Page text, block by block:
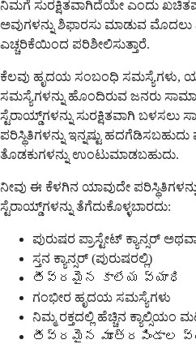
ನಿಮಗೆ ಸುರಕ್ಷಿತವಾಗಿದೆಯೇ ಎಂದು
ಅವುಗಳನ್ನು ಶಿಫಾರಸು ಮಾಡುವ ಮೊದಲು
ಎಚ್ಚರಿಕೆಯಿಂದ ಪರಿಶೀಲಿಸುತ್ತಾರೆ.
ಕೆಲವು ಹೃದಯ ಸಂಬಂಧಿ ಸಮಸ್ಯೆಗಳು,
ಸಮಸ್ಯೆಗಳನ್ನು ಹೊಂದಿರುವ ಜನರು
ಸ್ಟೆರಾಯ್ಡ್‌ಗಳನ್ನು ಸುರಕ್ಷಿತವಾಗಿ ಬಳಸಲು
ಪರಿಸ್ಥಿತಿಗಳನ್ನು ಇನ್ನಷ್ಟು ಹದಗೆಡಿಸಬಹುದು
ತೊಡಕುಗಳನ್ನು ಉಂಟುಮಾಡಬಹುದು.
ನೀವು ಈ ಕೆಳಗಿನ ಯಾವುದೇ
ಸ್ಟೆರಾಯ್ಡ್‌ಗಳನ್ನು ತೆಗೆದುಕೊಳ್ಳಬಾರದು:
ಪುರುಷರ ಪ್ರಾಸ್ಟೇಟ್ ಕ್ಯಾನ್ಸರ್
ಸ್ತನ ಕ್ಯಾನ್ಸರ್ (ಪುರುಷರಲ್ಲಿ)
తీవ్రమైన కాలేయ వ్యాధి
ಗಂಭೀರ ಹೃದಯ ಸಮಸ್ಯೆಗಳು
ನಿಮ್ಮ ರಕ್ತದಲ್ಲಿ ಹೆಚ್ಚಿನ ಕ್ಯಾಲ್ಸಿಯಂ
తీవ్రమైన మూత్రపిండాల